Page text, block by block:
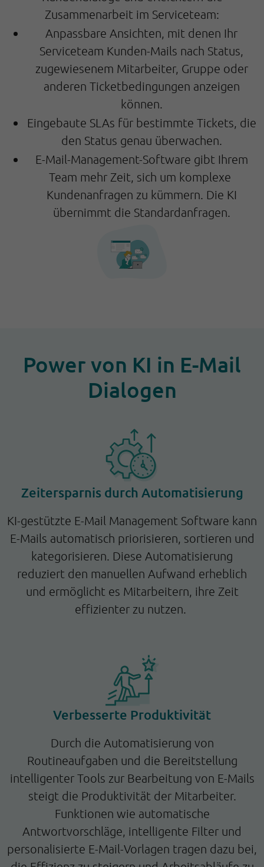
Zusammenarbeit im Serviceteam:
Anpassbare Ansichten, mit denen Ihr
Serviceteam Kunden-Mails nach Status,
zugewiesenem Mitarbeiter, Gruppe oder
anderen Ticketbedingungen anzeigen
können.
Eingebaute SLAs für bestimmte Tickets, die
den Status genau überwachen.
E-Mail-Management-Software gibt Ihrem
Team mehr Zeit, sich um komplexe
Kundenanfragen zu kümmern. Die KI
übernimmt die Standardanfragen.
Power von KI in E-Mail
Dialogen
Zeitersparnis durch Automatisierung
KI-gestützte E-Mail Management Software kann
E-Mails automatisch priorisieren, sortieren und
kategorisieren. Diese Automatisierung
reduziert den manuellen Aufwand erheblich
und ermöglicht es Mitarbeitern, ihre Zeit
effizienter zu nutzen.
Verbesserte Produktivität
Durch die Automatisierung von
Routineaufgaben und die Bereitstellung
intelligenter Tools zur Bearbeitung von E-Mails
steigt die Produktivität der Mitarbeiter.
Funktionen wie automatische
Antwortvorschläge, intelligente Filter und
personalisierte E-Mail-Vorlagen tragen dazu bei,